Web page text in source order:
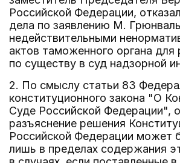
Российской Федерации,
дела по заявлению М.
недействительными
актов таможенного органа для
по существу в суд надзорной
2. По смыслу статьи 83
конституционного закона "О
Суде Российской Федерации",
разъяснение решения
Российской Федерации может
лишь в пределах содержания